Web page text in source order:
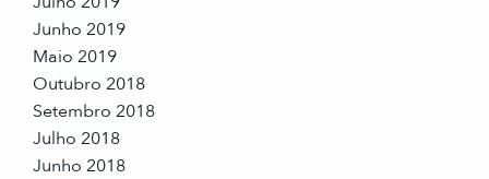
Junho 2019
Maio 2019
Outubro 2018
Setembro 2018
Julho 2018
Junho 2018